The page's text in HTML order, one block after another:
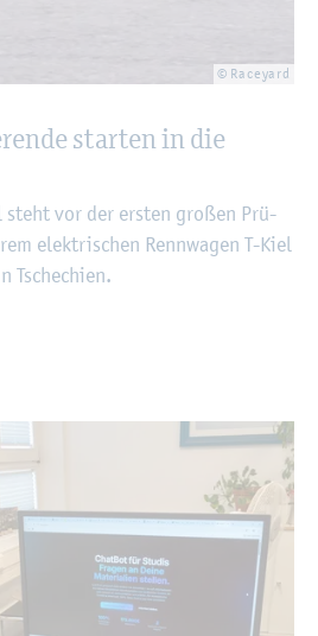
© Raceyard
star­ten in die
steht vor der ers­ten gro­ßen Prü­
elek­tri­schen Renn­wa­gen T-Kiel
Tsche­chi­en.